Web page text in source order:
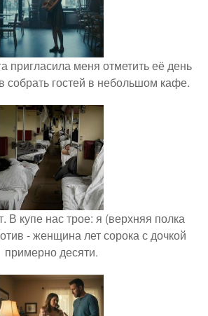
пригласила меня отметить её день
гостей в небольшом кафе.
В купе нас трое: я (верхняя полка
- женщина лет сорока с дочкой
примерно десяти.